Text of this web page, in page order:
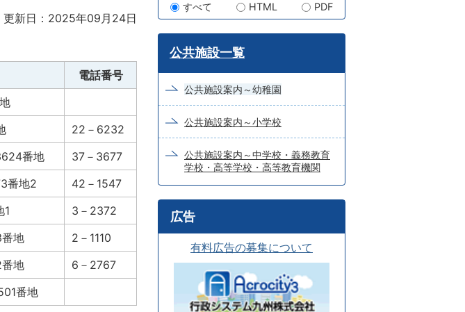
更新日：2025年09月24日
電話番号
22－6232
番地
37－3677
番地2
42－1547
1
3－2372
地
2－1110
地
6－2767
番地
ー
ワ
ー
ド
検
索
すべて
HTML PDF
公共施設一覧
公共施設案内～幼稚園
公共施設案内～小学校
公共施設案内～中学校・義務教育
学校・高等学校・高等教育機関
広告
有料広告の募集について